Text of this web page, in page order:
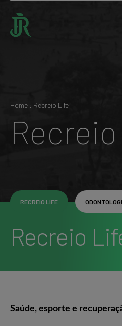
Home : Recreio Life
Recreio
RECREIO LIFE
Saúde, esporte e